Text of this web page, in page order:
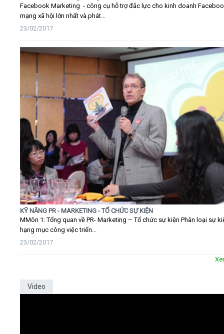
Facebook Marketing - công cụ hỗ trợ đắc lực cho kinh doanh
mạng xã hội lớn nhất và phát...
23/02/2017
KỸ NĂNG PR - MARKETING - TỔ CHỨC SỰ KIỆN
MMôn 1: Tổng quan về PR- Marketing – Tổ chức sự kiện Phân loại sự
hạng mục công việc triển...
23/02/2017
Video